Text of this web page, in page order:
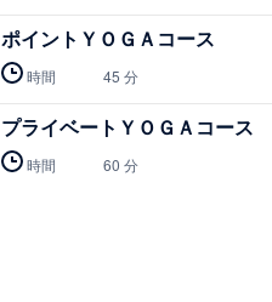
御茶
御茶
ポイントＹＯＧＡコース
時間 45 分
プライベートＹＯＧＡコース
時間 60 分